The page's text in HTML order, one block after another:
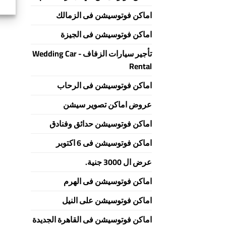
اماكن فوتوسيشن فى الزمالك
اماكن فوتوسيشن فى الجيزة
تأجير سيارات الزفاف - Wedding Car
Rental
اماكن فوتوسيشن فى الرحاب
عروض اماكن تصوير سيشن
اماكن فوتوسيشن حدائق وفنادق
اماكن فوتوسيشن فى 6 اكتوبر
عرض ال 3000 جنية.
اماكن فوتوسيشن فى الهرم
اماكن فوتوسيشن على النيل
اماكن فوتوسيشن فى القاهرة الجديدة